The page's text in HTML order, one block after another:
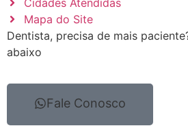
Mapa do Site
Dentista, precisa de mais
abaixo
Fale Conosco